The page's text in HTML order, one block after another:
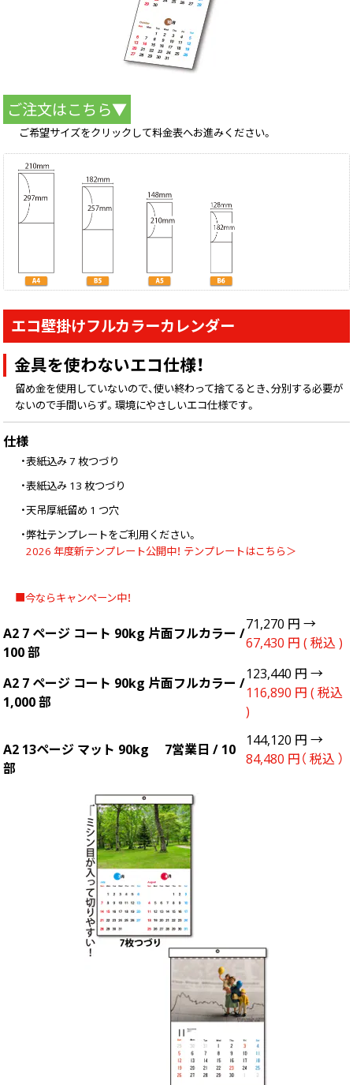
ご注文はこちら▼
ご希望サイズをクリックして料金表へお進みください。
エコ壁掛けフルカラーカレンダー
金具を使わないエコ仕様！
留め金を使用していないので、使い終わって捨てるとき、分別する必要が
ないので手間いらず。環境にやさしいエコ仕様です。
仕様
・表紙込み 7 枚つづり
・表紙込み 13 枚つづり
・天吊厚紙留め 1 つ穴
・弊社テンプレートをご利用ください。
2026 年度新テンプレート公開中！ テンプレートはこちら＞
■今ならキャンペーン中！
A2 7 ページ コート 90kg 片面フルカラー /
100 部
71,270 円 →
67,430 円 ( 税込 )
A2 7 ページ コート 90kg 片面フルカラー /
1,000 部
123,440 円 →
116,890 円 ( 税込
)
A2 13ページ マット 90kg 7営業日 / 10
部
144,120 円 →
84,480 円（ 税込 ）